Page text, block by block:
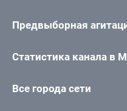
Предвыборная
Статистика канала в
Все города сети